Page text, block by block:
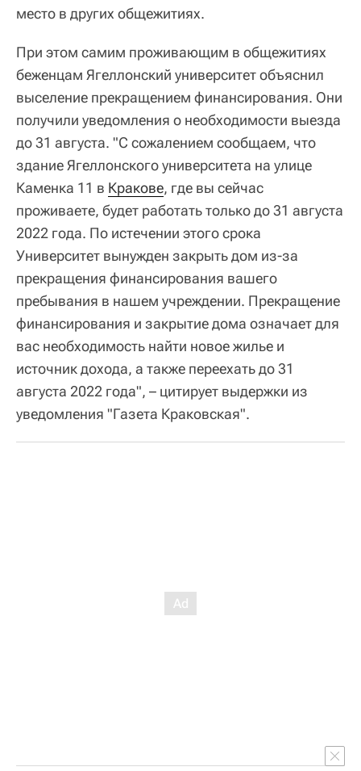
место в других общежитиях.
При этом самим проживающим в общежитиях
беженцам Ягеллонский университет объяснил
выселение прекращением финансирования. Они
получили уведомления о необходимости выезда
до 31 августа. "С сожалением сообщаем, что
здание Ягеллонского университета на улице
Каменка 11 в Кракове, где вы сейчас
проживаете, будет работать только до 31 августа
2022 года. По истечении этого срока
Университет вынужден закрыть дом из-за
прекращения финансирования вашего
пребывания в нашем учреждении. Прекращение
финансирования и закрытие дома означает для
вас необходимость найти новое жилье и
источник дохода, а также переехать до 31
августа 2022 года", – цитирует выдержки из
уведомления "Газета Краковская".